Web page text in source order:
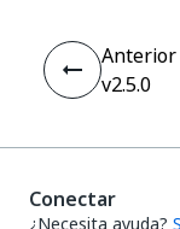
Anterior
v2.5.0
Conectar
¿Necesita ayuda?